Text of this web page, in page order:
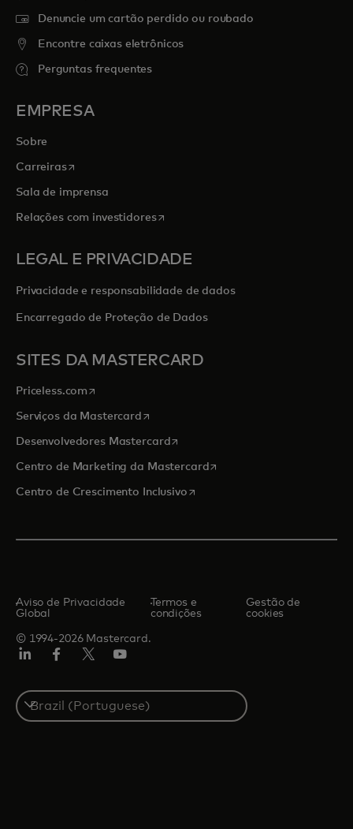
Denuncie um cartão perdido ou roubado
Encontre caixas eletrônicos
Perguntas frequentes
EMPRESA
Sobre
Carreirasabre em uma nova guia
Sala de imprensa
Relações com investidoresabre em uma nova guia
LEGAL E PRIVACIDADE
Privacidade e responsabilidade de dados
Encarregado de Proteção de Dados
SITES DA MASTERCARD
Priceless.com abre em uma nova guia
Serviços da Mastercardabre em uma nova guia
Desenvolvedores Mastercardabre em uma nova guia
Centro de Marketing da Mastercardabre em uma nova guia
Centro de Crescimento Inclusivoabre em uma nova guia
© 1994-2026 Mastercard.
Aviso de Privacidade
Global
Termos e
condições
Gestão de
cookies
Select
a
country